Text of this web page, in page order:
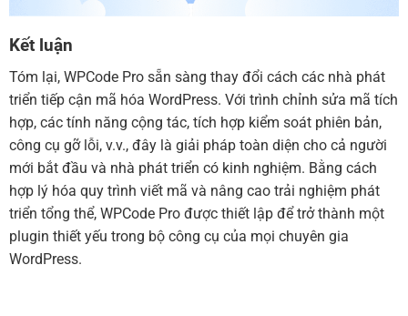
Kết luận
Tóm lại, WPCode Pro sẵn sàng thay đổi cách các nhà phát
triển tiếp cận mã hóa WordPress. Với trình chỉnh sửa mã tích
hợp, các tính năng cộng tác, tích hợp kiểm soát phiên bản,
công cụ gỡ lỗi, v.v., đây là giải pháp toàn diện cho cả người
mới bắt đầu và nhà phát triển có kinh nghiệm. Bằng cách
hợp lý hóa quy trình viết mã và nâng cao trải nghiệm phát
triển tổng thể, WPCode Pro được thiết lập để trở thành một
plugin thiết yếu trong bộ công cụ của mọi chuyên gia
WordPress.